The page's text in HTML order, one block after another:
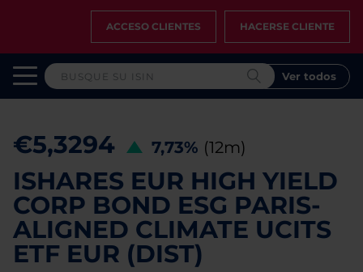
ACCESO CLIENTES HACERSE CLIENTE
Ver todos
€5,3294 7,73% (12m)
ISHARES EUR HIGH YIELD
CORP BOND ESG PARIS-
ALIGNED CLIMATE UCITS
ETF EUR (DIST)